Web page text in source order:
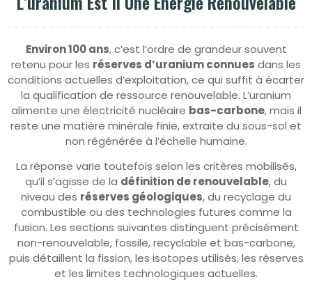
Environ 100 ans, c’est l’ordre de grandeur souvent
retenu pour les réserves d’uranium connues dans les
conditions actuelles d’exploitation, ce qui suffit à écarter
la qualification de ressource renouvelable. L’uranium
alimente une électricité nucléaire bas-carbone, mais il
reste une matière minérale finie, extraite du sous-sol et
non régénérée à l’échelle humaine.
La réponse varie toutefois selon les critères mobilisés,
qu’il s’agisse de la définition de renouvelable, du
niveau des réserves géologiques, du recyclage du
combustible ou des technologies futures comme la
fusion. Les sections suivantes distinguent précisément
non-renouvelable, fossile, recyclable et bas-carbone,
puis détaillent la fission, les isotopes utilisés, les réserves
et les limites technologiques actuelles.